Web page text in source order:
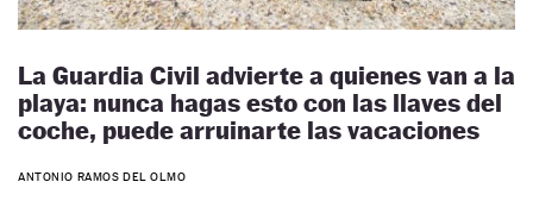
La Guardia Civil advierte a quienes van a la
playa: nunca hagas esto con las llaves del
coche, puede arruinarte las vacaciones
ANTONIO RAMOS DEL OLMO